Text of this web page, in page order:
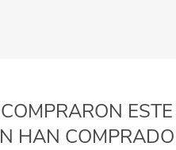
ESTE
HAN COMPRADO